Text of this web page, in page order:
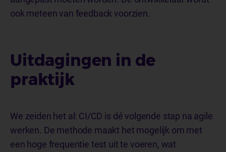
ook meteen van feedback voorzien.
Uitdagingen in de
praktijk
We zeiden het al: CI/CD is dé volgende stap na agile
werken. De methode maakt het mogelijk om met
een hoge frequentie test uit te voeren, wat